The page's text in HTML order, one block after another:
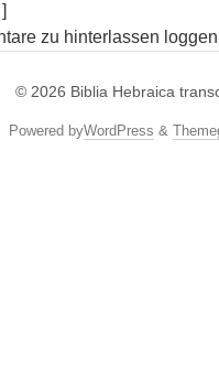
zu hinterlassen
© 2026 Biblia Hebraica
Powered byWordPress &